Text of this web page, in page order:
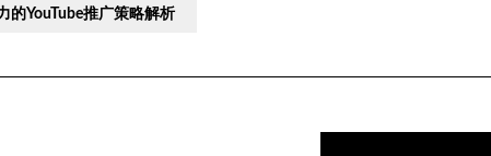
的YouTube推广策略解析